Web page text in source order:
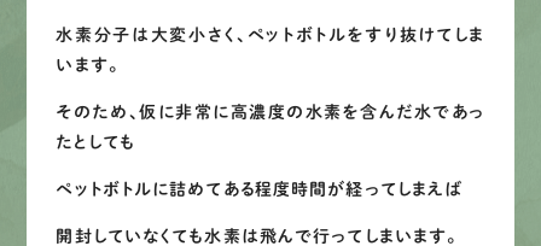
水素分子は大変小さく、ペットボトルをすり抜けてしま
います。
そのため、仮に非常に高濃度の水素を含んだ水であっ
たとしても
ペットボトルに詰めてある程度時間が経ってしまえば
開封していなくても水素は飛んで行ってしまいます。